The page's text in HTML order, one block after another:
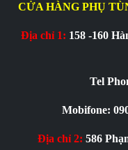
CỬA HÀNG PHỤ
Địa chỉ 1: 158 -160
Tel
Mobifone:
Địa chỉ 2: 586